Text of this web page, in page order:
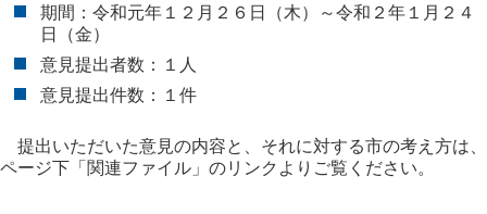
期間：令和元年１２月２６日（木）～令和２年１月２４
日（金）
意見提出者数：１人
意見提出件数：１件
提出いただいた意見の内容と、それに対する市の考え方は、
ページ下「関連ファイル」のリンクよりご覧ください。